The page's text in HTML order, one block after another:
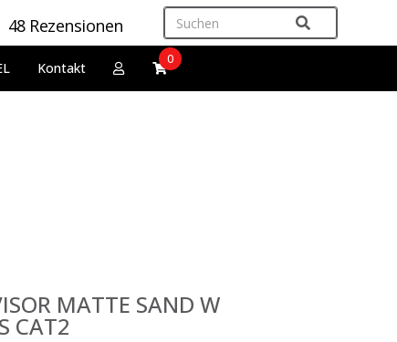
48 Rezensionen
Kontakt
0
MATTE SAND W
CAT2